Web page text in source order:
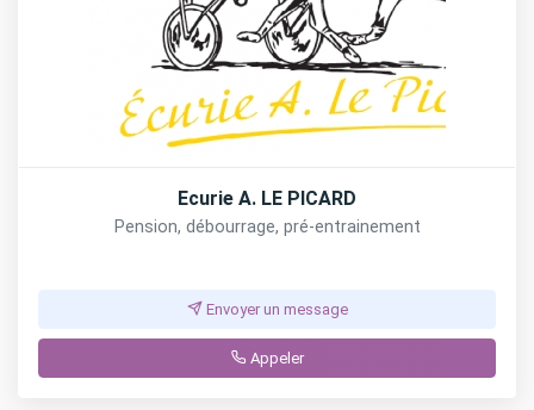
Ecurie A. LE PICARD
Pension, débourrage, pré-entrainement
Envoyer un message
Appeler